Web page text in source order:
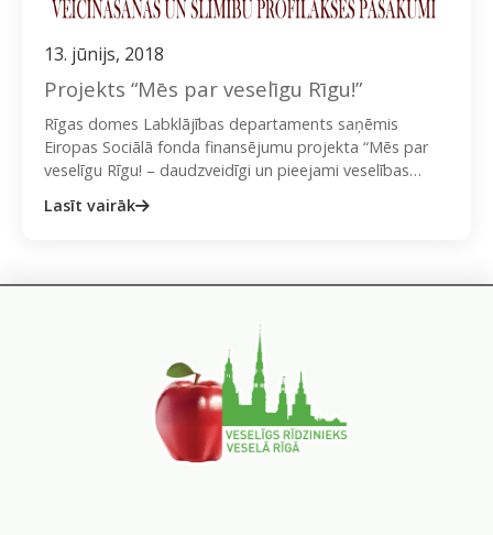
13. jūnijs, 2018
Projekts “Mēs par veselīgu Rīgu!”
Rīgas domes Labklājības departaments saņēmis
Eiropas Sociālā fonda finansējumu projekta “Mēs par
veselīgu Rīgu! – daudzveidīgi un pieejami veselības
(turpmāk…
Lasīt vairāk